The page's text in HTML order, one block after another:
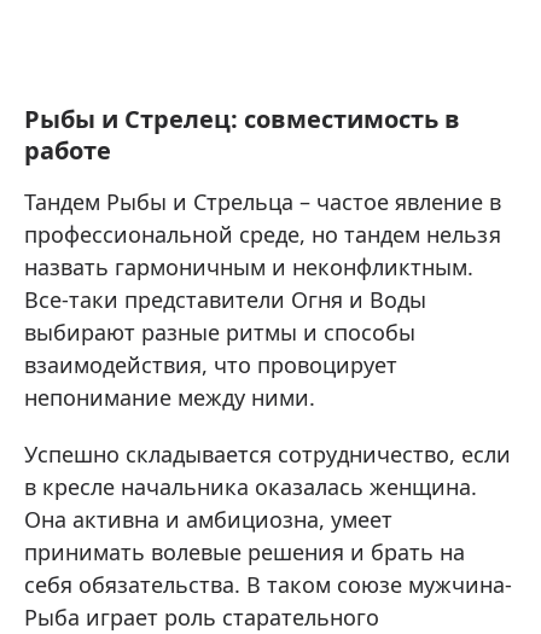
Рыбы и Стрелец: совместимость в
работе
Тандем Рыбы и Стрельца – частое явление в
профессиональной среде, но тандем нельзя
назвать гармоничным и неконфликтным.
Все-таки представители Огня и Воды
выбирают разные ритмы и способы
взаимодействия, что провоцирует
непонимание между ними.
Успешно складывается сотрудничество, если
в кресле начальника оказалась женщина.
Она активна и амбициозна, умеет
принимать волевые решения и брать на
себя обязательства. В таком союзе мужчина-
Рыба играет роль старательного